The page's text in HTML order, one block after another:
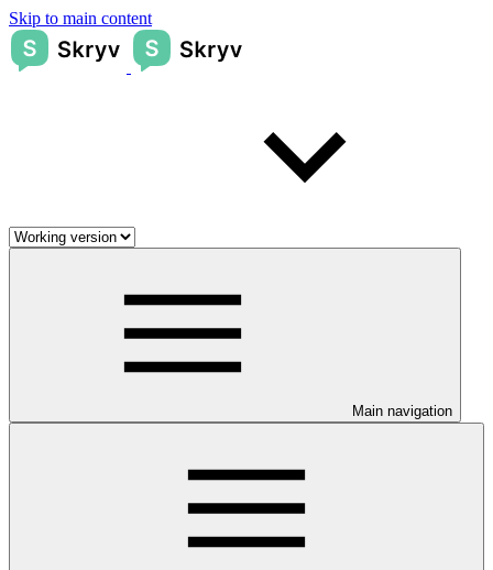
Skip to main content
Main navigation